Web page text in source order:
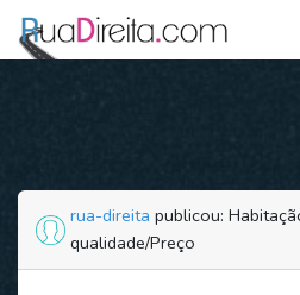
rua-direita publicou:
qualidade/Preço